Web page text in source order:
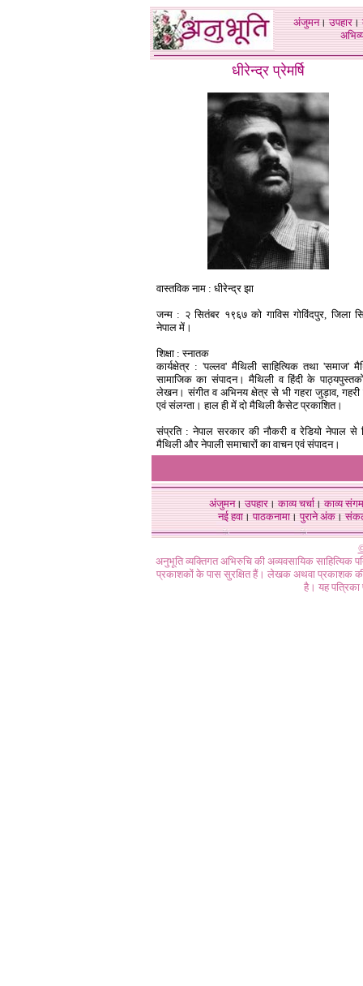
अंजुमन।उपहार।
धीरेन्द्र प्रेमर्षि
वास्तविक नाम : धीरेन्द्र झा
जन्म : २ सितंबर १९६७ को गाविस गोविंदपुर, जिला
नेपाल में।
शिक्षा : स्नातक
कार्यक्षेत्र : 'पल्लव' मैथिली साहित्यिक तथा 'समाज'
सामाजिक का संपादन। मैथिली व हिंदी के
लेखन। संगीत व अभिनय क्षेत्र से भी गहरा जुड़ाव, गहरी
एवं संलग्ता। हाल ही में दो मैथिली कैसेट प्रकाशित।
संप्रति : नेपाल सरकार की नौकरी व रेडियो नेपाल से
मैथिली और नेपाली समाचारों का वाचन एवं संपादन।
अंजुमन।उपहार।काव्य चर्चा।काव्य संगम
नई हवा। पाठकनामा। पुराने अंक।
अनुभूति व्यक्तिगत अभिरुचि की अव्यवसायिक
प्रकाशकों के पास सुरक्षित हैं। लेखक अथवा प्रकाशक की
है। यह पत्रिका